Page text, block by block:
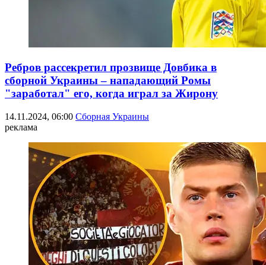
Ребров рассекретил прозвище Довбика в
сборной Украины – нападающий Ромы
"заработал" его, когда играл за Жирону
14.11.2024, 06:00 Сборная Украины
реклама